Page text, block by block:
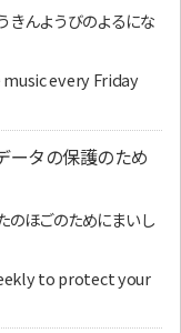
きんようびのよるにな
every Friday
ータの保護のため
のほごのためにまいし
to protect your